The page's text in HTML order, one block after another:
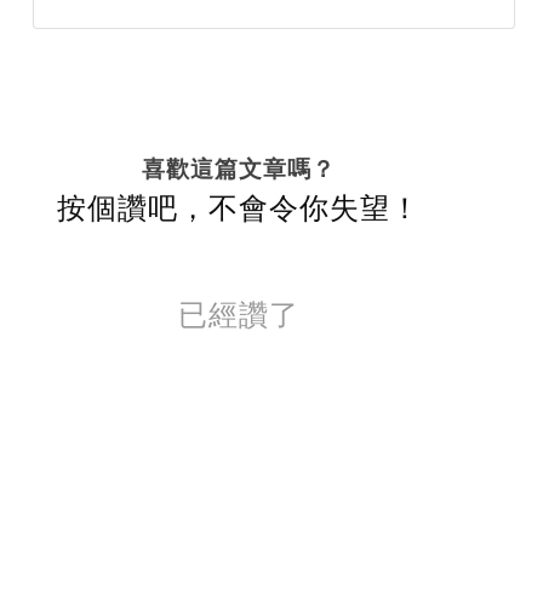
喜歡這篇文章嗎？
按個讚吧，不會令你失望！
已經讚了